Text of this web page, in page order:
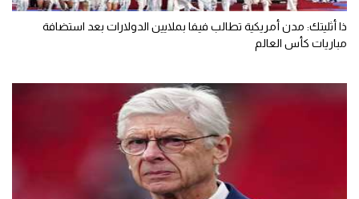
ذا أثليتك: مدن أمريكية تطالب فيفا بملايين الدولارات بعد استضافة
مباريات كأس العالم